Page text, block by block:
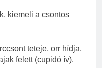
kiemeli a csontos
teteje, orr hídja,
felett (cupidó ív).